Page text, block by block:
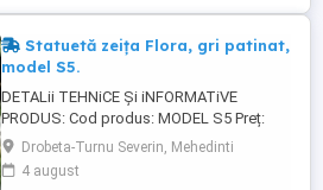
Statuetă zeiţa Flora, gri patinat,
model S5.
DETALii TEHNiCE Și iNFORMATiVE
PRODUS: Cod produs: MODEL S5 Preț:
900 lei. Detalii Tehnice: Înălțime: 130 cm.
Diametru bază: 34x26 cm. Greutate: 70 kg.
Material: Beton aditivat, ciment 52,5 R,
Drobeta-Turnu Severin, Mehedinti
4 august